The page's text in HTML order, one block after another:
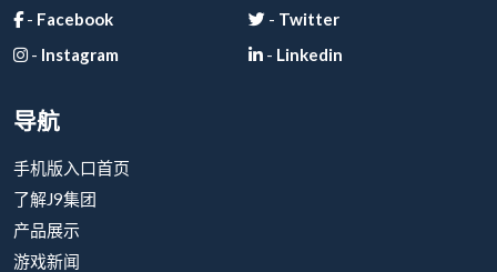
- Facebook - Twitter
- Instagram - Linkedin
导航
手机版入口首页
了解J9集团
产品展示
游戏新闻